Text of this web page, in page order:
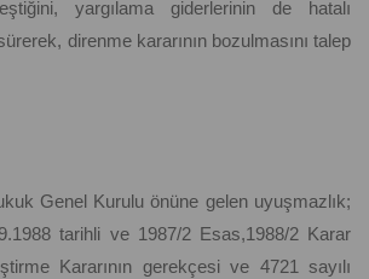
yargılama giderlerinin de hatalı
direnme kararının bozulmasını talep
Genel Kurulu önüne gelen uyuşmazlık;
tarihli ve 1987/2 Esas,1988/2 Karar
Kararının gerekçesi ve 4721 sayılı